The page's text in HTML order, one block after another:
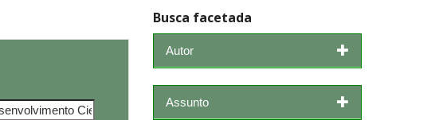
Busca facetada
Autor
Assunto